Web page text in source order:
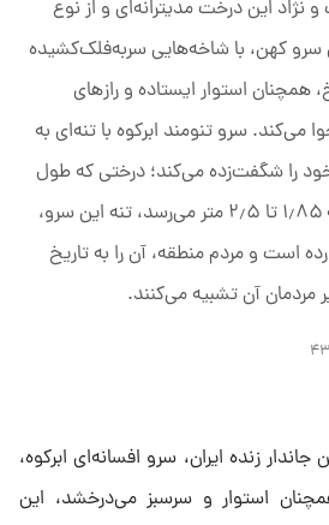
و نژاد این درخت مدیترانه‌ای و از نوع
سرو کهن، با شاخه‌هایی سربه‌فلک‌کشیده
همچنان استوار ایستاده و راز‌های
می‌کند. سرو تنومند ابرکوه با تنه‌ای به
خود را شگفت‌زده می‌کند؛ درختی که طول
برخی شاخه‌های آن حتی به ۱٫۸۵ تا ۲٫۵ متر می‌رسد، تنه این سرو،
است و مردم منطقه، آن را به تاریخ
مردمان آن تشبیه می‌کنند.
زنده ایران، سرو افسانه‌ای ابرکوه،
استوار و سرسبز می‌درخشد، این